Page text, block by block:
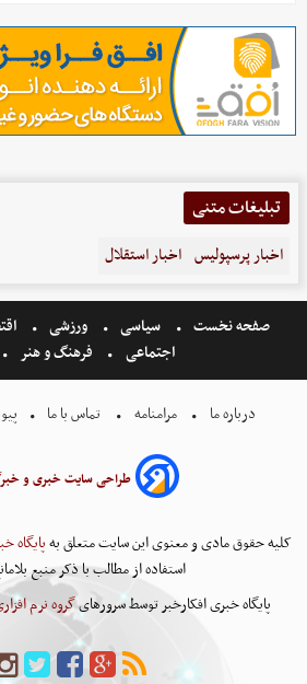
تبلیغات متنی
اخبار پرسپولیس اخبار استقلال
صفحه نخست سیاسی ورزشی
اجتماعی
فرهنگ و هنر
درباره ما مرامنامه تماس با ما
طراحی سایت خبری و
کلیه حقوق مادی و معنوی این سایت متعلق بهپایگاه
استفاده از مطالب با ذکر منبع
پایگاه خبری افکارخبر توسط سرورهایگروه نرم